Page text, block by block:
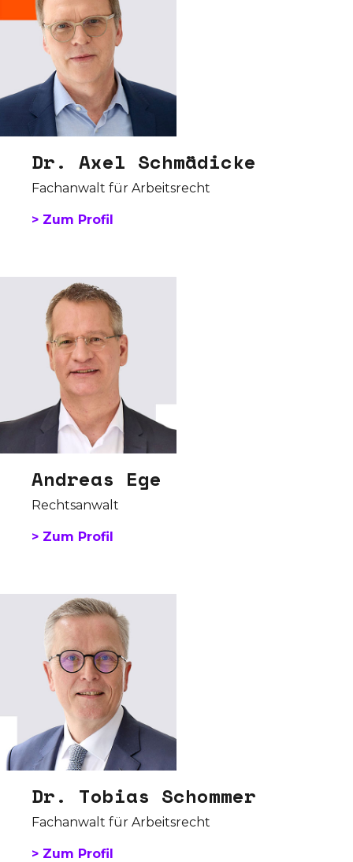
Dr. Axel Schmädicke
Fachanwalt für Arbeitsrecht
> Zum Profil
Andreas Ege
Rechtsanwalt
> Zum Profil
Dr. Tobias Schommer
Fachanwalt für Arbeitsrecht
> Zum Profil